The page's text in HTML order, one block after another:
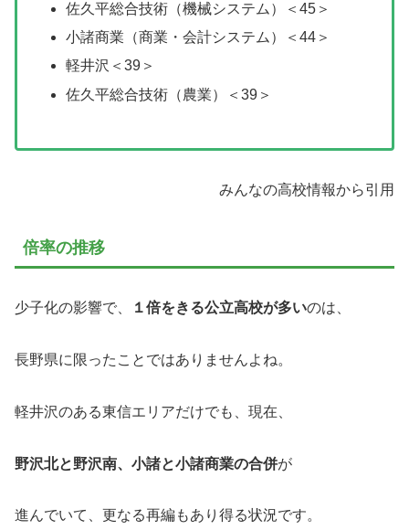
佐久平総合技術（機械システム）＜45＞
小諸商業（商業・会計システム）＜44＞
軽井沢＜39＞
佐久平総合技術（農業）＜39＞
みんなの高校情報から引用
倍率の推移
少子化の影響で、 １倍をきる公立高校が多いのは、
長野県に限ったことではありませんよね。
軽井沢のある東信エリアだけでも、現在、
野沢北と野沢南、小諸と小諸商業の合併が
進んでいて、更なる再編もあり得る状況です。